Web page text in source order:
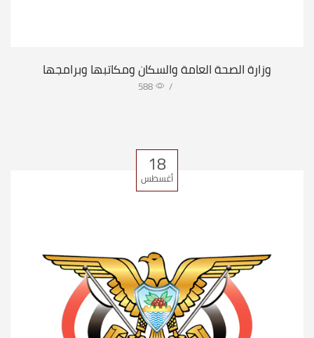
وزارة الصحة العامة والسكان ومكاتبها وبرامجها
/
588
18
أغسطس